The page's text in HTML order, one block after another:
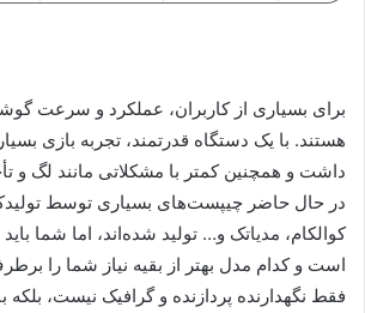
برای بسیاری از کاربران، عملکرد و سرعت
هستند. با یک دستگاه قدرتمند، تجربه بازی
داشت و همچنین کمتر با مشکلاتی مانند لگ و
در حال حاضر چیپست‌های بسیاری توسط
کوالکام، مدیاتک و… تولید شده‌اند، اما شما باید
است و کدام مدل بهتر از بقیه نیاز شما را